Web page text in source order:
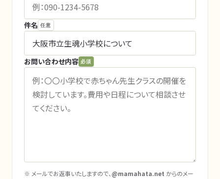
件名 任意
お問い合わせ内容 必須
※ メールでお返事いたしますので、 @mamahata.net からのメー